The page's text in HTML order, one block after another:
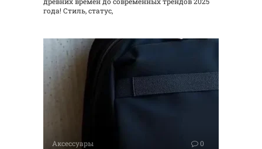
года! Стиль, статус,
Аксессуары 0